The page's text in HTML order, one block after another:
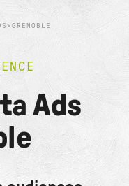
> GRENOBLE
Ads